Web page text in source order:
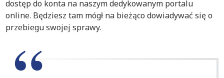
dostęp do konta na naszym dedykowanym portalu
online. Będziesz tam mógł na bieżąco dowiadywać się o
przebiegu swojej sprawy.